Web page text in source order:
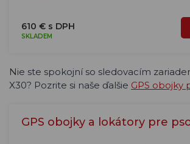
610 € s DPH
SKLADEM
Nie ste spokojní so sledovacím
X30? Pozrite si naše ďalšie GPS obojky
GPS obojky a lokátory pre